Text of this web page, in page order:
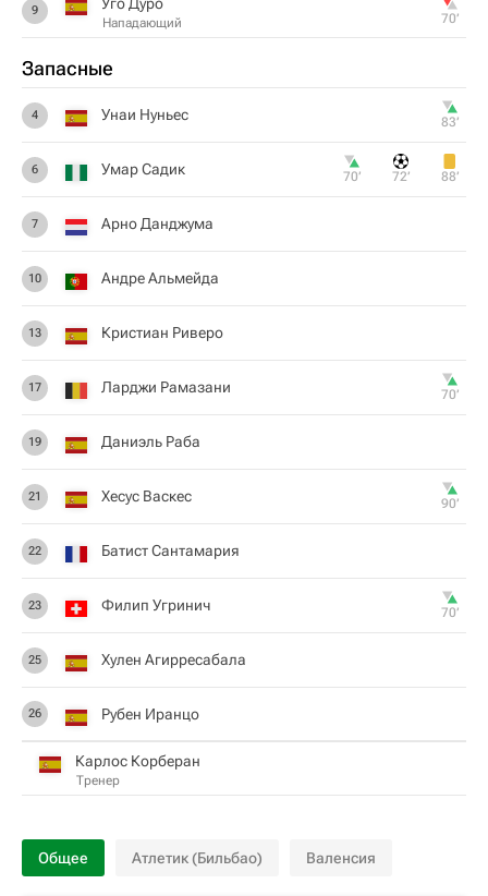
9
Нападающий 70‎’‎
Запасные
4 Унаи Нуньес 83‎’‎
6 Умар Садик 70‎’‎ 72‎’‎ 88‎’‎
7 Арно Данджума
10 Андре Альмейда
13 Кристиан Риверо
17 Ларджи Рамазани 70‎’‎
19 Даниэль Раба
21 Хесус Васкес 90‎’‎
22 Батист Сантамария
23 Филип Угринич 70‎’‎
25 Хулен Агирресабала
26 Рубен Иранцо
Карлос Корберан
Тренер
Общее Атлетик (Бильбао) Валенсия